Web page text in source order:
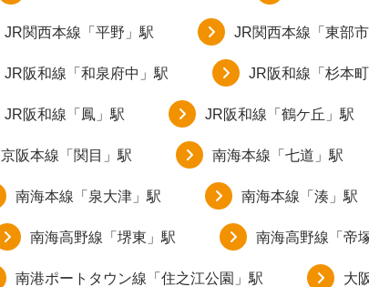
JR関西本線「平野」駅 JR関西本線「東部
JR阪和線「和泉府中」駅 JR阪和線「杉本
JR阪和線「鳳」駅 JR阪和線「鶴ケ丘」駅
京阪本線「関目」駅 南海本線「七道」駅
南海本線「泉大津」駅 南海本線「湊」駅
南海高野線「堺東」駅 南海高野線「帝
南港ポートタウン線「住之江公園」駅 大